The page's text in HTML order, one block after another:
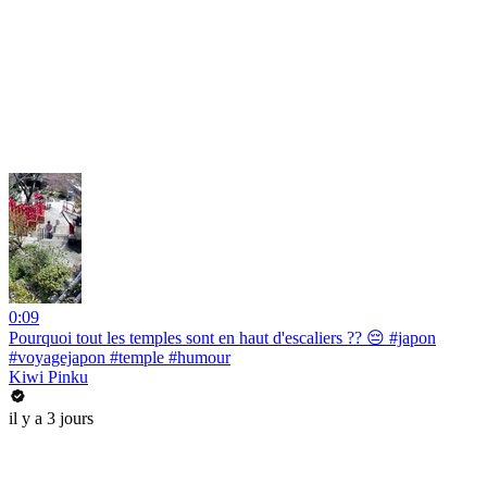
0:09
Pourquoi tout les temples sont en haut d'escaliers ?? 😔 #japon
#voyagejapon #temple #humour
Kiwi Pinku
il y a 3 jours